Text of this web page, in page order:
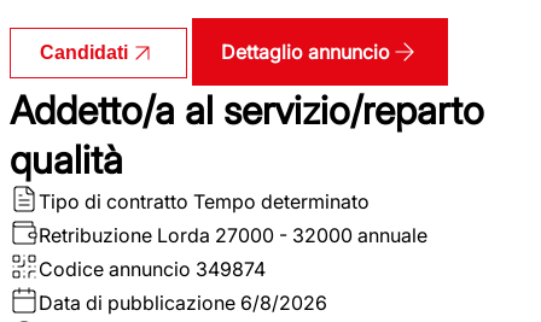
Candidati Dettaglio annuncio
Addetto/a al servizio/reparto
qualità
Tipo di contratto Tempo determinato
Retribuzione Lorda 27000 - 32000 annuale
Codice annuncio 349874
Data di pubblicazione 6/8/2026